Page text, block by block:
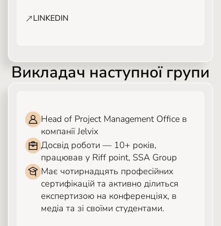
LINKEDIN
Викладач наступної групи
Head of Project Management Office в
компанії Jelvix
Досвід роботи — 10+ років,
працював у Riff point, SSA Group
Має чотирнадцять професійних
сертифікацій та активно ділиться
експертизою на конференціях, в
медіа та зі своїми студентами.